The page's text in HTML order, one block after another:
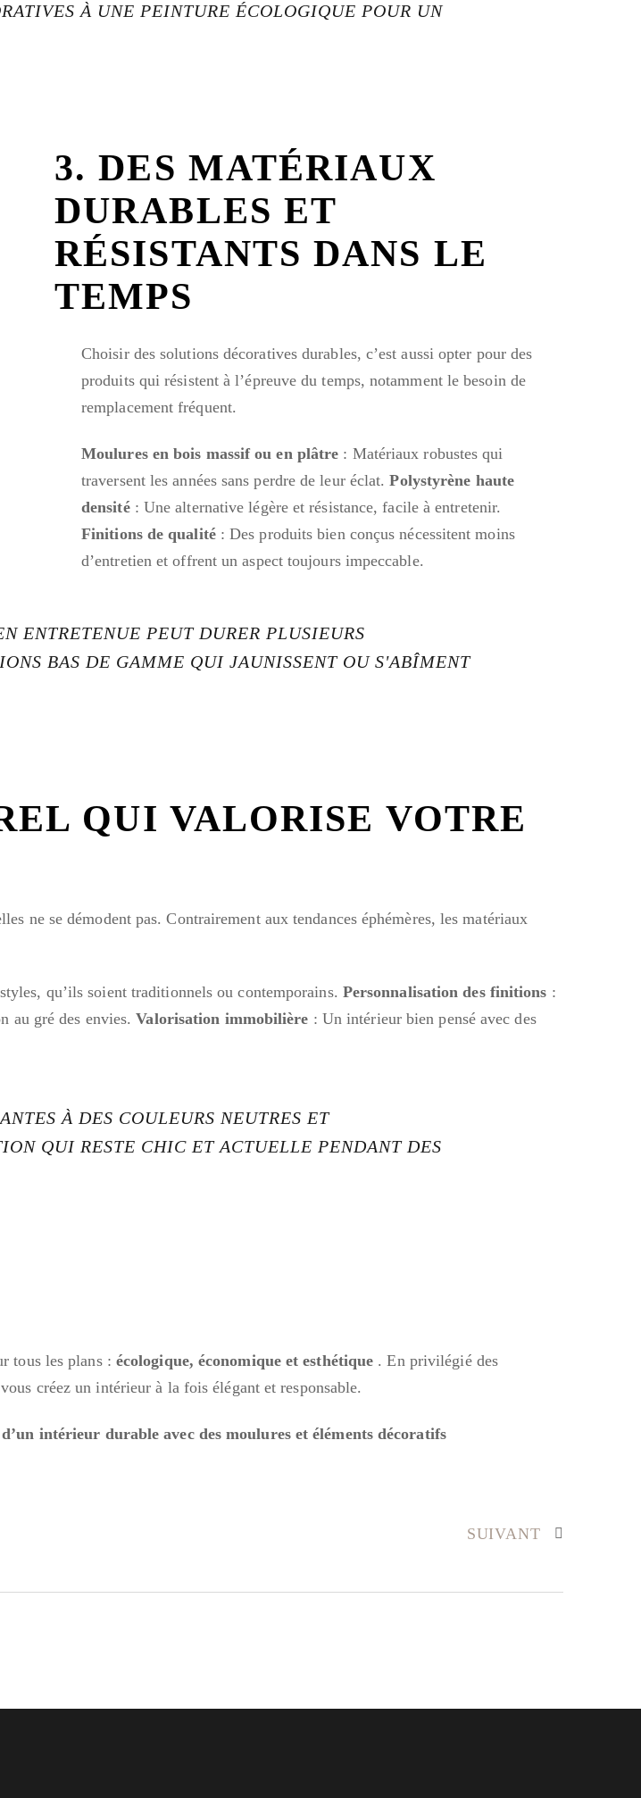
À UNE PEINTURE ÉCOLOGIQUE POUR UN
3. DES MATÉRIAUX
DURABLES ET
RÉSISTANTS DANS LE
TEMPS
Choisir des solutions décoratives durables, c’est aussi opter pour des
produits qui résistent à l’épreuve du temps, notamment le besoin de
remplacement fréquent.
Moulures en bois massif ou en plâtre : Matériaux robustes qui
traversent les années sans perdre de leur éclat.Polystyrène haute
densité : Une alternative légère et résistance, facile à entretenir.
Finitions de qualité : Des produits bien conçus nécessitent moins
d’entretien et offrent un aspect toujours impeccable.
ENTRETENUE PEUT DURER PLUSIEURS
BAS DE GAMME QUI JAUNISSENT OU S'ABÎMENT
QUI VALORISE VOTRE
ne se démodent pas. Contrairement aux tendances éphémères, les matériaux
qu’ils soient traditionnels ou contemporains. Personnalisation des finitions :
au gré des envies.Valorisation immobilière : Un intérieur bien pensé avec des
À DES COULEURS NEUTRES ET
QUI RESTE CHIC ET ACTUELLE PENDANT DES
tous les plans : écologique, économique et esthétique . En privilégié des
créez un intérieur à la fois élégant et responsable.
intérieur durable avec des moulures et éléments décoratifs
SUIVANT